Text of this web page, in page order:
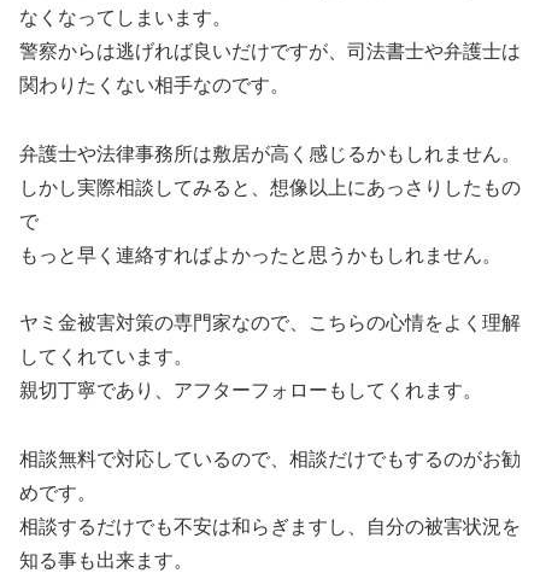
なくなってしまいます。
警察からは逃げれば良いだけですが、司法書士や弁護士は
関わりたくない相手なのです。
弁護士や法律事務所は敷居が高く感じるかもしれません。
しかし実際相談してみると、想像以上にあっさりしたもの
で
もっと早く連絡すればよかったと思うかもしれません。
ヤミ金被害対策の専門家なので、こちらの心情をよく理解
してくれています。
親切丁寧であり、アフターフォローもしてくれます。
相談無料で対応しているので、相談だけでもするのがお勧
めです。
相談するだけでも不安は和らぎますし、自分の被害状況を
知る事も出来ます。